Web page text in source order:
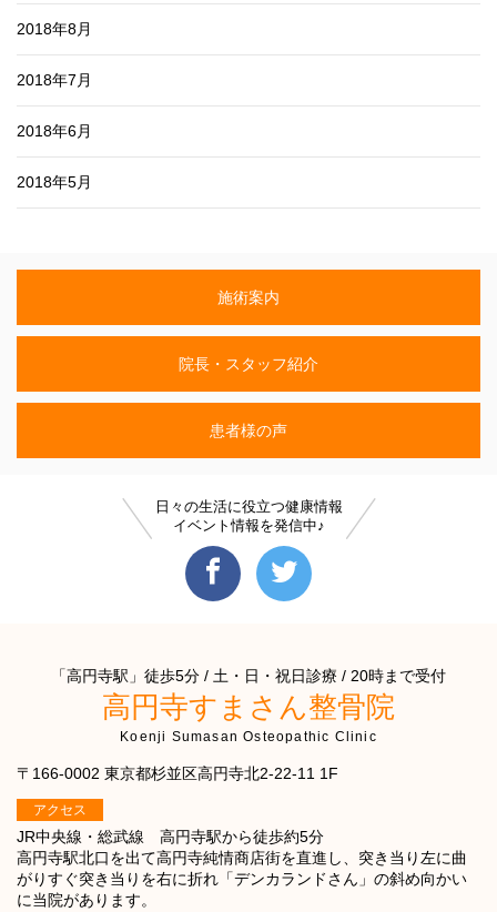
2018年8月
2018年7月
2018年6月
2018年5月
施術案内
院長・スタッフ紹介
患者様の声
日々の生活に役立つ健康情報
イベント情報を発信中♪
「高円寺駅」徒歩5分 / 土・日・祝日診療 / 20時まで受付
高円寺すまさん整骨院
Koenji Sumasan Osteopathic Clinic
〒166-0002 東京都杉並区高円寺北2-22-11 1F
アクセス
JR中央線・総武線 高円寺駅から徒歩約5分
高円寺駅北口を出て高円寺純情商店街を直進し、突き当り左に曲
がりすぐ突き当りを右に折れ「デンカランドさん」の斜め向かい
に当院があります。